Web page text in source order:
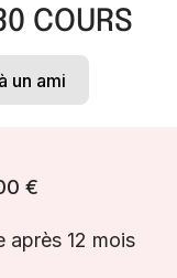
COURS
un ami
€
après 12 mois